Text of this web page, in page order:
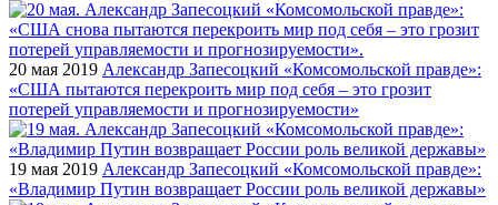
20 мая 2019 Александр Запесоцкий «Комсомольской правде»:
«США пытаются перекроить мир под себя – это грозит
потерей управляемости и прогнозируемости»
19 мая 2019 Александр Запесоцкий «Комсомольской правде»:
«Владимир Путин возвращает России роль великой державы»